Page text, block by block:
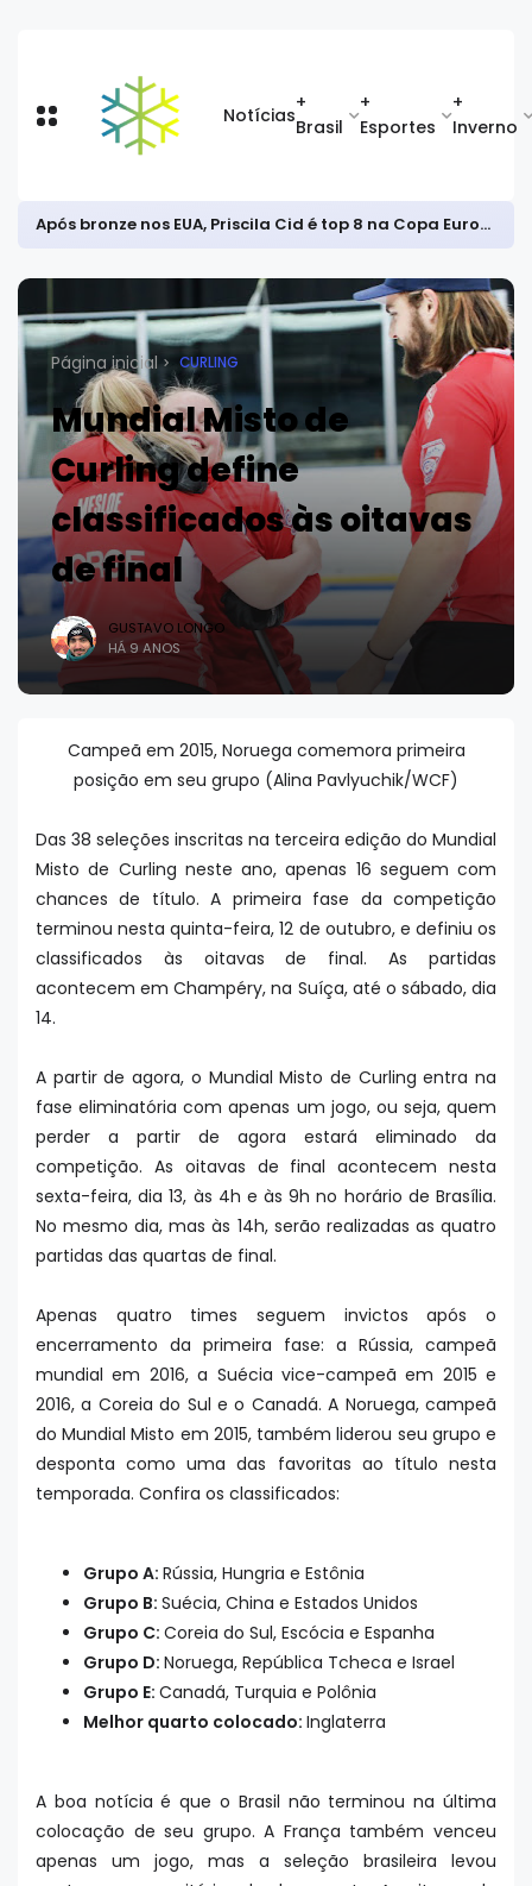
Notícias
+
Brasil
+
Esportes
+
Inverno
Após bronze nos EUA, Priscila Cid é top 8 na Copa Europeia de snowboard halfpipe
Página inicial CURLING
Mundial Misto de
Curling define
classificados às oitavas
de final
GUSTAVO LONGO
HÁ 9 ANOS
Campeã em 2015, Noruega comemora primeira
posição em seu grupo (Alina Pavlyuchik/WCF)
Das 38 seleções inscritas na terceira edição do Mundial
Misto de Curling neste ano, apenas 16 seguem com
chances de título. A primeira fase da competição
terminou nesta quinta-feira, 12 de outubro, e definiu os
classificados às oitavas de final. As partidas
acontecem em Champéry, na Suíça, até o sábado, dia
14.
A partir de agora, o Mundial Misto de Curling entra na
fase eliminatória com apenas um jogo, ou seja, quem
perder a partir de agora estará eliminado da
competição. As oitavas de final acontecem nesta
sexta-feira, dia 13, às 4h e às 9h no horário de Brasília.
No mesmo dia, mas às 14h, serão realizadas as quatro
partidas das quartas de final.
Apenas quatro times seguem invictos após o
encerramento da primeira fase: a Rússia, campeã
mundial em 2016, a Suécia vice-campeã em 2015 e
2016, a Coreia do Sul e o Canadá. A Noruega, campeã
do Mundial Misto em 2015, também liderou seu grupo e
desponta como uma das favoritas ao título nesta
temporada. Confira os classificados:
Grupo A: Rússia, Hungria e Estônia
Grupo B: Suécia, China e Estados Unidos
Grupo C: Coreia do Sul, Escócia e Espanha
Grupo D: Noruega, República Tcheca e Israel
Grupo E: Canadá, Turquia e Polônia
Melhor quarto colocado: Inglaterra
A boa notícia é que o Brasil não terminou na última
colocação de seu grupo. A França também venceu
apenas um jogo, mas a seleção brasileira levou